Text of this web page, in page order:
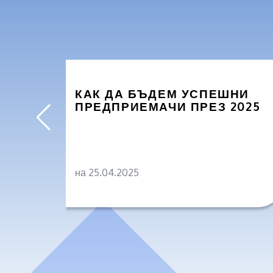
КАК ДА БЪДЕМ УСПЕШНИ
ПРЕДПРИЕМАЧИ ПРЕЗ 2025
на 25.04.2025